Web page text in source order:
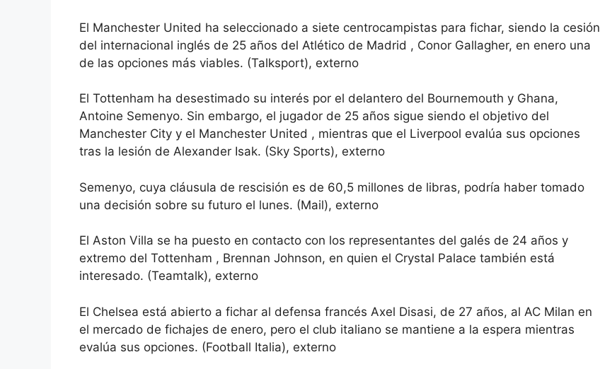
El Manchester United ha seleccionado a siete centrocampistas para fichar, siendo la cesión
del internacional inglés de 25 años del Atlético de Madrid , Conor Gallagher, en enero una
de las opciones más viables. (Talksport), externo
El Tottenham ha desestimado su interés por el delantero del Bournemouth y Ghana,
Antoine Semenyo. Sin embargo, el jugador de 25 años sigue siendo el objetivo del
Manchester City y el Manchester United , mientras que el Liverpool evalúa sus opciones
tras la lesión de Alexander Isak. (Sky Sports), externo
Semenyo, cuya cláusula de rescisión es de 60,5 millones de libras, podría haber tomado
una decisión sobre su futuro el lunes. (Mail), externo
El Aston Villa se ha puesto en contacto con los representantes del galés de 24 años y
extremo del Tottenham , Brennan Johnson, en quien el Crystal Palace también está
interesado. (Teamtalk), externo
El Chelsea está abierto a fichar al defensa francés Axel Disasi, de 27 años, al AC Milan en
el mercado de fichajes de enero, pero el club italiano se mantiene a la espera mientras
evalúa sus opciones. (Football Italia), externo